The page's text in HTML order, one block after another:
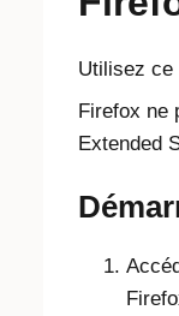
Utilisez ce
Firefox ne
Extended